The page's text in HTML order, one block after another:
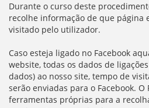
Durante o curso deste
recolhe informação de que página
visitado pelo utilizador.
Caso esteja ligado no Facebook
website, todas os dados de
dados) ao nosso site, tempo de
serão enviadas para o Facebook. O
ferramentas próprias para a